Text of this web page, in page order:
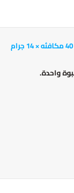
واحدة.